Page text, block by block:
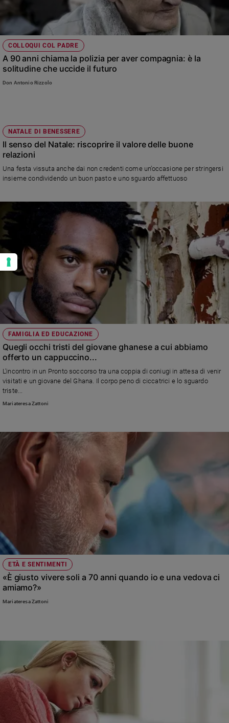
COLLOQUI COL PADRE
A 90 anni chiama la polizia per aver compagnia: è la
solitudine che uccide il futuro
Don Antonio Rizzolo
NATALE DI BENESSERE
Il senso del Natale: riscoprire il valore delle buone
relazioni
Una festa vissuta anche dai non credenti come un’occasione per stringersi
insieme condividendo un buon pasto e uno sguardo affettuoso
FAMIGLIA ED EDUCAZIONE
Quegli occhi tristi del giovane ghanese a cui abbiamo
offerto un cappuccino...
L'incontro in un Pronto soccorso tra una coppia di coniugi in attesa di venir
visitati e un giovane del Ghana. Il corpo peno di ciccatrici e lo sguardo
triste...
Mariateresa Zattoni
ETÀ E SENTIMENTI
«È giusto vivere soli a 70 anni quando io e una vedova ci
amiamo?»
Mariateresa Zattoni